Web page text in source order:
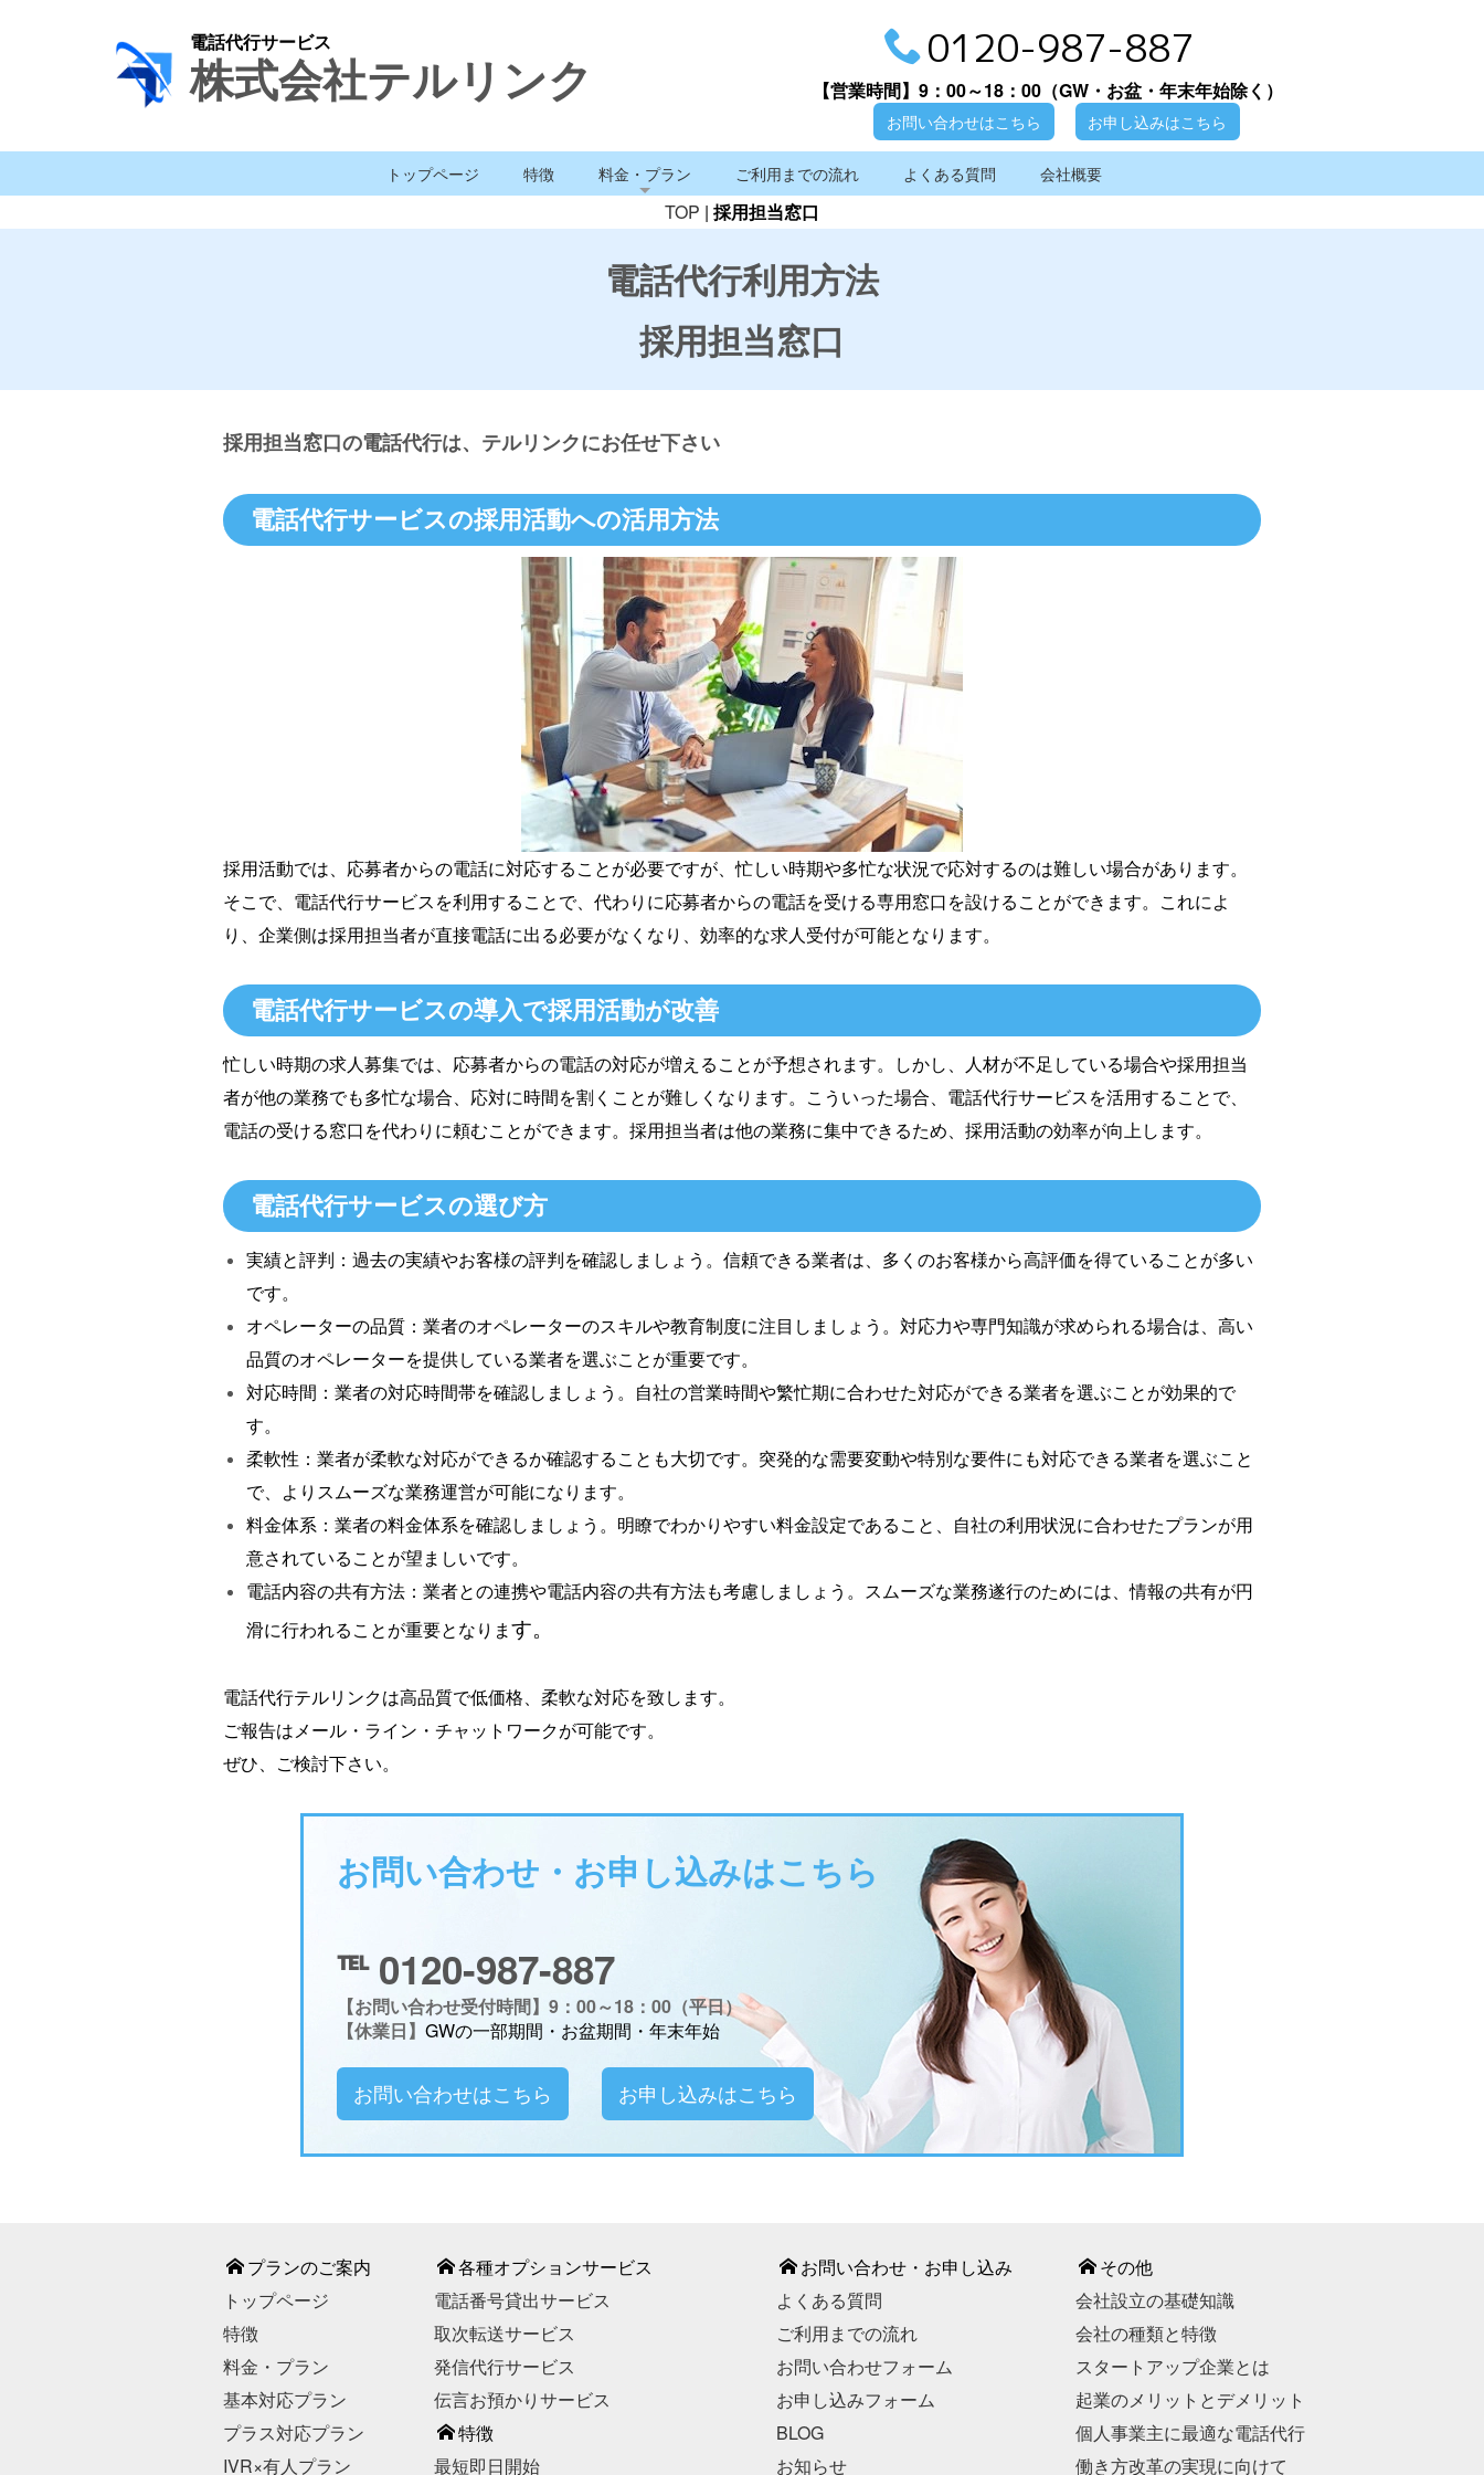
電話代行サービス
株式会社テルリンク 0120-987-887
【営業時間】 9：00～18：00 （GW・お盆・年末年始除く）
お問い合わせはこちら お申し込みはこちら
トップページ 特徴 料金・プラン ご利用までの流れ よくある質問 会社概要
TOP | 採用担当窓口
電話代行利用方法
採用担当窓口
採用担当窓口の電話代行は、テルリンクにお任せ下さい
電話代行サービスの採用活動への活用方法
採用活動では、応募者からの電話に対応することが必要ですが、忙しい時期や多忙な状況で応対するのは難しい場合があります。
そこで、電話代行サービスを利用することで、代わりに応募者からの電話を受ける専用窓口を設けることができます。これによ
り、企業側は採用担当者が直接電話に出る必要がなくなり、効率的な求人受付が可能となります。
電話代行サービスの導入で採用活動が改善
忙しい時期の求人募集では、応募者からの電話の対応が増えることが予想されます。しかし、人材が不足している場合や採用担当
者が他の業務でも多忙な場合、応対に時間を割くことが難しくなります。こういった場合、電話代行サービスを活用することで、
電話の受ける窓口を代わりに頼むことができます。採用担当者は他の業務に集中できるため、採用活動の効率が向上します。
電話代行サービスの選び方
実績と評判：過去の実績やお客様の評判を確認しましょう。信頼できる業者は、多くのお客様から高評価を得ていることが多い
です。
オペレーターの品質：業者のオペレーターのスキルや教育制度に注目しましょう。対応力や専門知識が求められる場合は、高い
品質のオペレーターを提供している業者を選ぶことが重要です。
対応時間：業者の対応時間帯を確認しましょう。自社の営業時間や繁忙期に合わせた対応ができる業者を選ぶことが効果的で
す。
柔軟性：業者が柔軟な対応ができるか確認することも大切です。突発的な需要変動や特別な要件にも対応できる業者を選ぶこと
で、よりスムーズな業務運営が可能になります。
料金体系：業者の料金体系を確認しましょう。明瞭でわかりやすい料金設定であること、自社の利用状況に合わせたプランが用
意されていることが望ましいです。
電話内容の共有方法：業者との連携や電話内容の共有方法も考慮しましょう。スムーズな業務遂行のためには、情報の共有が円
滑に行われることが重要となります。
電話代行テルリンクは高品質で低価格、柔軟な対応を致します。
ご報告はメール・ライン・チャットワークが可能です。
ぜひ、ご検討下さい。
お問い合わせ・お申し込みはこちら
℡ 0120-987-887
【お問い合わせ受付時間】9：00～18：00（平日）
【休業日】 GWの一部期間・お盆期間・年末年始
お問い合わせはこちら お申し込みはこちら
プランのご案内
トップページ
特徴
料金・プラン
基本対応プラン
プラス対応プラン
IVR×有人プラン
各種オプションサービス
電話番号貸出サービス
取次転送サービス
発信代行サービス
伝言お預かりサービス
特徴
最短即日開始
お問い合わせ・お申し込み
よくある質問
ご利用までの流れ
お問い合わせフォーム
お申し込みフォーム
BLOG
お知らせ
その他
会社設立の基礎知識
会社の種類と特徴
スタートアップ企業とは
起業のメリットとデメリット
個人事業主に最適な電話代行
働き方改革の実現に向けて